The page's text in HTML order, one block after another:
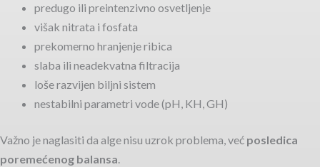
predugo ili preintenzivno osvetljenje
višak nitrata i fosfata
prekomerno hranjenje ribica
slaba ili neadekvatna filtracija
loše razvijen biljni sistem
nestabilni parametri vode (pH, KH, GH)
Važno je naglasiti da alge nisu uzrok problema, već posledica
poremećenog balansa.